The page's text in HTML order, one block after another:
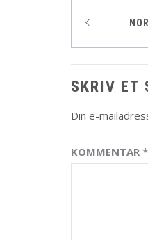
SKRIV ET
Din e-
KOMMENTAR *